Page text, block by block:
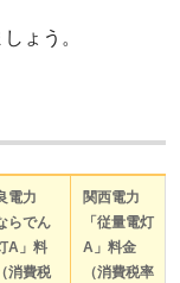
ょう。
電力
らでん
A」料
消費税
関西電力
「従量電灯
A」料金
（消費税率